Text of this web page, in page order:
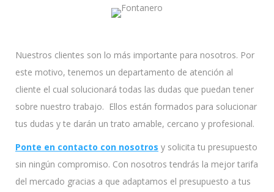
Nuestros clientes son lo más importante para nosotros. Por
este motivo, tenemos un departamento de atención al
cliente el cual solucionará todas las dudas que puedan tener
sobre nuestro trabajo. Ellos están formados para solucionar
tus dudas y te darán un trato amable, cercano y profesional.
Ponte en contacto con nosotros y solicita tu presupuesto
sin ningún compromiso. Con nosotros tendrás la mejor tarifa
del mercado gracias a que adaptamos el presupuesto a tus